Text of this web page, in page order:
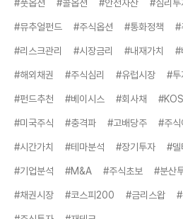
#풋옵션 #콜옵션 #안전자산 #심리투
#뮤추얼펀드 #주식옵션 #통화정책 #
#리스크관리 #시장금리 #내재가치 #
#해외채권 #주식심리 #유럽시장 #투
#펀드추천 #베이시스 #회사채
#미국주식 #충격파 #고배당주 #주식
#시간가치 #테마분석 #장기투자 #델
#기업분석 #M&A #주식초보 #분산
#채권시장 #코스피200 #금리스왑